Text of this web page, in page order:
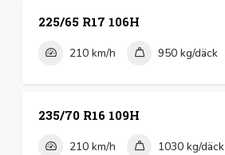
225/65 R17 106H
210 km/h 950 kg/däck
235/70 R16 109H
210 km/h 1030 kg/däck